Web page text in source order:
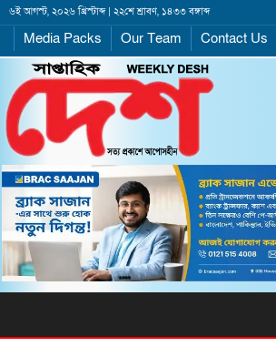
৬ই আগস্ট, ২০২৬ খ্রিস্টাব্দ | ২২শে শ্রাবণ, ১৪৩৩ বঙ্গাব্দ
Media Packs Our Team Contact Us